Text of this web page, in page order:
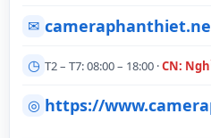
✉
◷ T2 – T7: 08:00 – 18:00 ·CN:
◎ https://